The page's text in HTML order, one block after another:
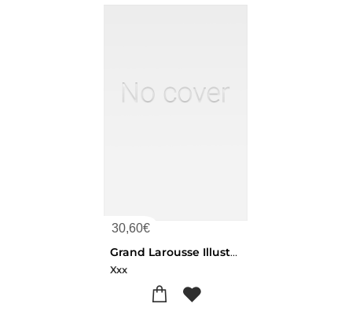
30,60€
Grand Larousse Illustre T1 Moulon
Xxx